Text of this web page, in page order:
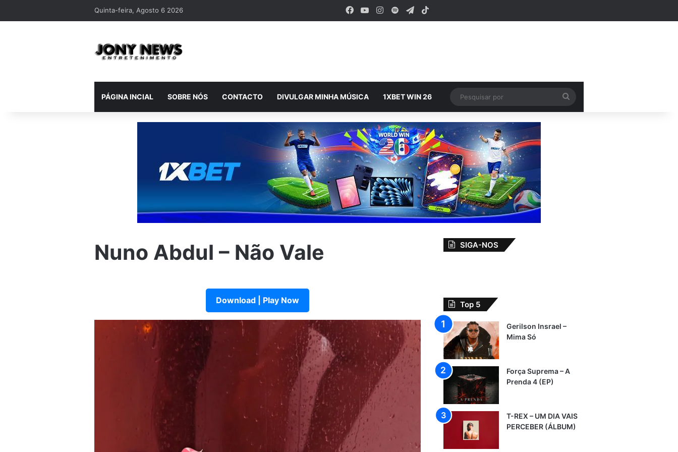
Quinta-feira, Agosto 6 2026 Facebook
YouTubeInstagram
SpotifyTelegram
TikTok
PÁGINA INCIAL SOBRE NÓS CONTACTO DIVULGAR MINHA MÚSICA 1XBET WIN 26
por
Nuno Abdul – Não Vale
Download | Play Now
SIGA-NOS
Top 5
Gerilson Insrael –
Mima Só
Força Suprema – A
Prenda 4 (EP)
T-REX – UM DIA VAIS
PERCEBER (ÁLBUM)